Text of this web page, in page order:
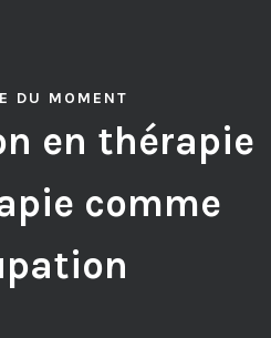
DU MOMENT
en thérapie
comme